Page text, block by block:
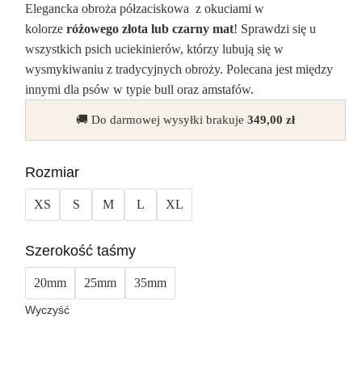
Elegancka obroża półzaciskowa z okuciami w
kolorzeróżowego złota lub czarny mat! Sprawdzi się u
wszystkich psich uciekinierów, którzy lubują się w
wysmykiwaniu z tradycyjnych obroży. Polecana jest między
innymi dla psów w typie bull oraz amstafów.
🚚 Do darmowej wysyłki brakuje349,00zł
Rozmiar
XS S M L XL
Szerokość taśmy
20mm 25mm 35mm
Wyczyść